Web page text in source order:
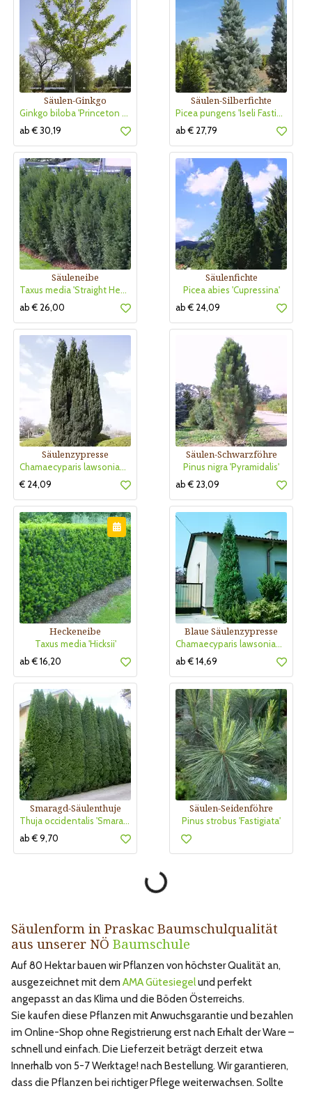
Säulen-Ginkgo
Ginkgo biloba 'Princeton Sentry'
ab € 30,19
Säulen-Silberfichte
Picea pungens 'Iseli Fastigiate'
ab € 27,79
Säuleneibe
Taxus media 'Straight Hedge'
ab € 26,00
Säulenfichte
Picea abies 'Cupressina'
ab € 24,09
Säulenzypresse
Chamaecyparis lawsoniana 'Ellwoodii'
€ 24,09
Säulen-Schwarzföhre
Pinus nigra 'Pyramidalis'
ab € 23,09
Heckeneibe
Taxus media 'Hicksii'
ab € 16,20
Blaue Säulenzypresse
Chamaecyparis lawsoniana 'Columnaris'
ab € 14,69
Smaragd-Säulenthuje
Thuja occidentalis 'Smaragd'
ab € 9,70
Säulen-Seidenföhre
Pinus strobus 'Fastigiata'
Säulenform in Praskac Baumschulqualität
aus unserer NÖ Baumschule
Auf 80 Hektar bauen wir Pflanzen von höchster Qualität an,
ausgezeichnet mit dem AMA Gütesiegelund perfekt
angepasst an das Klima und die Böden Österreichs.
Sie kaufen diese Pflanzen mit Anwuchsgarantie und bezahlen
im Online-Shop ohne Registrierung erst nach Erhalt der Ware –
schnell und einfach. Die Lieferzeit beträgt derzeit etwa
Innerhalb von 5-7 Werktage! nach Bestellung. Wir garantieren,
dass die Pflanzen bei richtiger Pflege weiterwachsen. Sollte